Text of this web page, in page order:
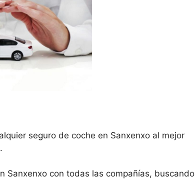
seguro de coche en Sanxenxo al mejor
Sanxenxo con todas las compañías, buscando